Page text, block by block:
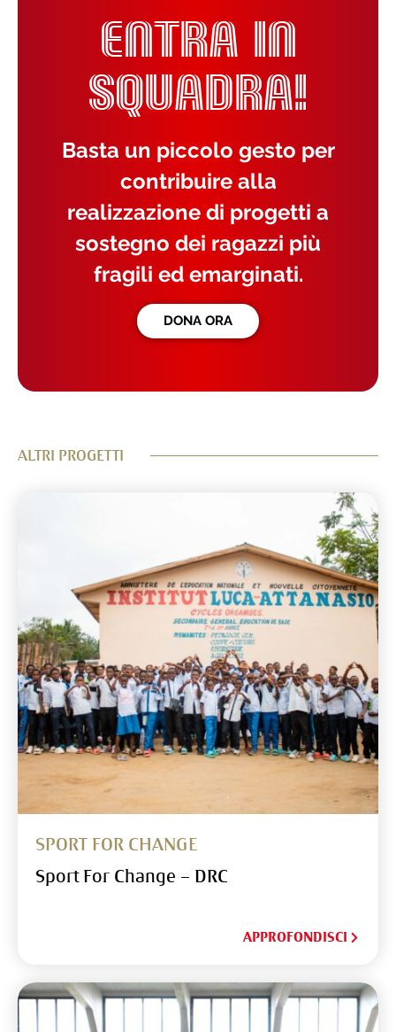
ENTRA IN
SQUADRA!
Basta un piccolo gesto per
contribuire alla
realizzazione di progetti a
sostegno dei ragazzi più
fragili ed emarginati.
DONA ORA
ALTRI PROGETTI
SPORT FOR CHANGE
Sport For Change – DRC
APPROFONDISCI